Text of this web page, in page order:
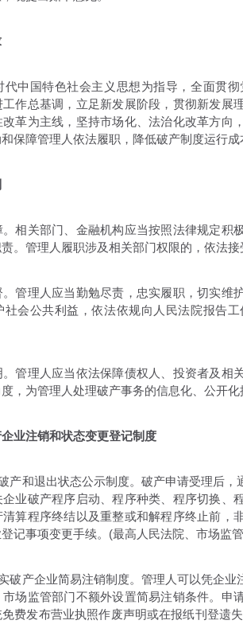
国特色社会主义思想为指导，全面贯彻
作总基调，立足新发展阶段，贯彻新发展
革为主线，坚持市场化、法治化改革方向
保障管理人依法履职，降低破产制度运行成
关部门、金融机构应当按照法律规定积
。管理人履职涉及相关部门权限的，依法接
理人应当勤勉尽责，忠实履职，切实维
社会公共利益，依法依规向人民法院报告
理人应当依法保障债权人、投资者及相
，为管理人处理破产事务的信息化、公开化
业注销和状态变更登记制度
和退出状态公示制度。破产申请受理后，
业破产程序启动、程序种类、程序切换、
清算程序终结以及重整或和解程序终止前
记事项变更手续。(最高人民法院、市场监
产企业简易注销制度。管理人可以凭企业
场监管部门不额外设置简易注销条件。申
费发布营业执照作废声明或在报纸刊登遗